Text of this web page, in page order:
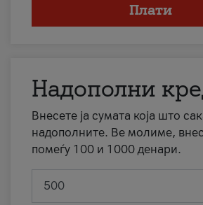
Плати
Надополни
Внесете ја сумата која што
надополните. Ве молиме,
помеѓу 100 и 1000 денари.